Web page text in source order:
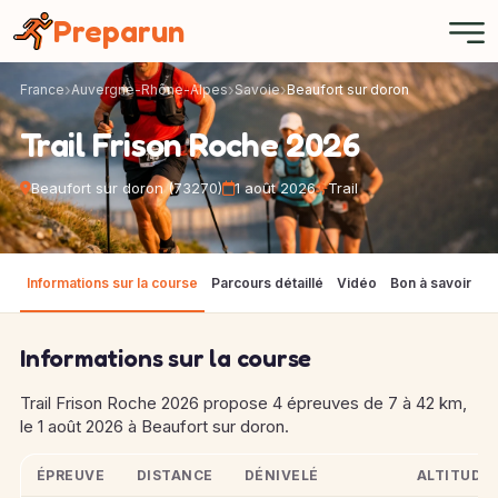
Preparun
France Auvergne-Rhône-Alpes Savoie Beaufort sur doron
Trail Frison Roche 2026
Beaufort sur doron (73270) 1 août 2026 Trail
Informations sur la course Parcours détaillé Vidéo Bon à savoir
Informations sur la course
Trail Frison Roche 2026 propose 4 épreuves de 7 à 42 km,
le 1 août 2026 à Beaufort sur doron.
ÉPREUVE DISTANCE DÉNIVELÉ ALTITUDE
Panneau de gestion des cookies